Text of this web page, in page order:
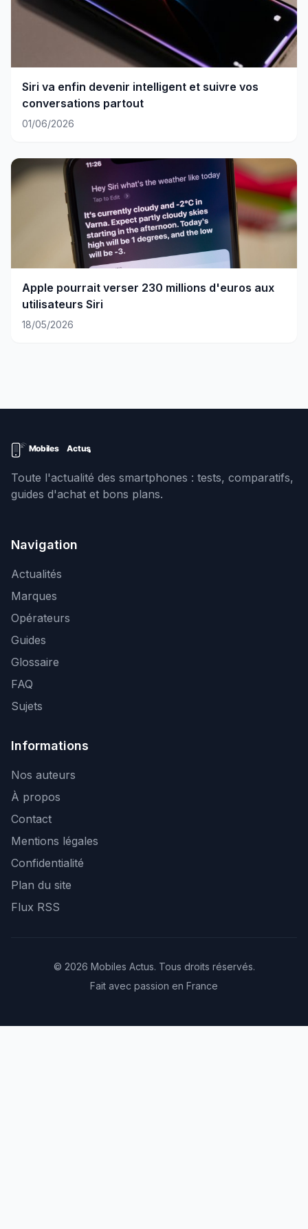
Siri va enfin devenir intelligent et suivre vos
conversations partout
01/06/2026
Apple pourrait verser 230 millions d'euros aux
utilisateurs Siri
18/05/2026
Toute l'actualité des smartphones : tests, comparatifs,
guides d'achat et bons plans.
Navigation
Actualités
Marques
Opérateurs
Guides
Glossaire
FAQ
Sujets
Informations
Nos auteurs
À propos
Contact
Mentions légales
Confidentialité
Plan du site
Flux RSS
© 2026 Mobiles Actus. Tous droits réservés.
Fait avec passion en France